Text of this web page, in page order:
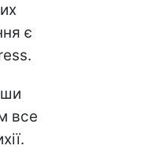
є
все